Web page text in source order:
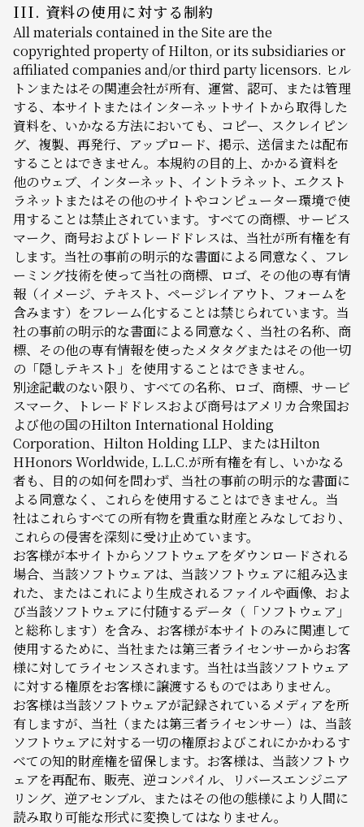
III. 資料の使用に対する制約
All materials contained in the Site are the
copyrighted property of Hilton, or its subsidiaries or
affiliated companies and/or third party licensors. ヒル
トンまたはその関連会社が所有、運営、認可、または管理
する、本サイトまたはインターネットサイトから取得した
資料を、いかなる方法においても、コピー、スクレイピン
グ、複製、再発行、アップロード、掲示、送信または配布
することはできません。本規約の目的上、かかる資料を
他のウェブ、インターネット、イントラネット、エクスト
ラネットまたはその他のサイトやコンピューター環境で使
用することは禁止されています。すべての商標、サービス
マーク、商号およびトレードドレスは、当社が所有権を有
します。当社の事前の明示的な書面による同意なく、フレ
ーミング技術を使って当社の商標、ロゴ、その他の専有情
報（イメージ、テキスト、ページレイアウト、フォームを
含みます）をフレーム化することは禁じられています。当
社の事前の明示的な書面による同意なく、当社の名称、商
標、その他の専有情報を使ったメタタグまたはその他一切
の「隠しテキスト」を使用することはできません。
別途記載のない限り、すべての名称、ロゴ、商標、サービ
スマーク、トレードドレスおよび商号はアメリカ合衆国お
よび他の国のHilton International Holding
Corporation、Hilton Holding LLP、またはHilton
HHonors Worldwide, L.L.C.が所有権を有し、いかなる
者も、目的の如何を問わず、当社の事前の明示的な書面に
よる同意なく、これらを使用することはできません。当
社はこれらすべての所有物を貴重な財産とみなしており、
これらの侵害を深刻に受け止めています。
お客様が本サイトからソフトウェアをダウンロードされる
場合、当該ソフトウェアは、当該ソフトウェアに組み込ま
れた、またはこれにより生成されるファイルや画像、およ
び当該ソフトウェアに付随するデータ（「ソフトウェア」
と総称します）を含み、お客様が本サイトのみに関連して
使用するために、当社または第三者ライセンサーからお客
様に対してライセンスされます。当社は当該ソフトウェア
に対する権原をお客様に譲渡するものではありません。
お客様は当該ソフトウェアが記録されているメディアを所
有しますが、当社（または第三者ライセンサー）は、当該
ソフトウェアに対する一切の権原およびこれにかかわるす
べての知的財産権を留保します。お客様は、当該ソフトウ
ェアを再配布、販売、逆コンパイル、リバースエンジニア
リング、逆アセンブル、またはその他の態様により人間に
読み取り可能な形式に変換してはなりません。